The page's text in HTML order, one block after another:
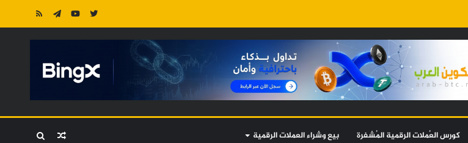
كورس العُملات الرقمية المُشفرة بيع وشراء العملات الرقمية بحث مقال